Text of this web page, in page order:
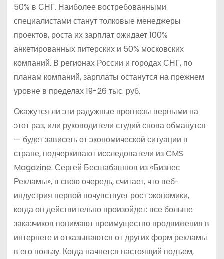
50% в СНГ. Наиболее востребованными
специалистами станут толковые менеджеры
проектов, роста их зарплат ожидает 100%
анкетированных питерских и 50% московских
компаний. В регионах России и городах СНГ, по
планам компаний, зарплаты останутся на прежнем
уровне в пределах 19-26 тыс. руб.
Окажутся ли эти радужные прогнозы верными на
этот раз, или руководители студий снова обманутся
— будет зависеть от экономической ситуации в
стране, подчеркивают исследователи из CMS
Magazine. Сергей Бесшабашнов из «Бизнес
Рекламы», в свою очередь, считает, что веб-
индустрия первой почувствует рост экономики,
когда он действительно произойдет: все больше
заказчиков понимают преимущество продвижения в
интернете и отказываются от других форм рекламы
в его пользу. Когда начнется настоящий подъем,